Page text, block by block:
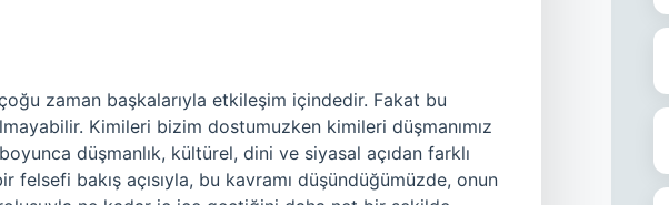
zaman başkalarıyla etkileşim içindedir. Fakat bu
Kimileri bizim dostumuzken kimileri düşmanımız
düşmanlık, kültürel, dini ve siyasal açıdan farklı
felsefi bakış açısıyla, bu kavramı düşündüğümüzde, onun